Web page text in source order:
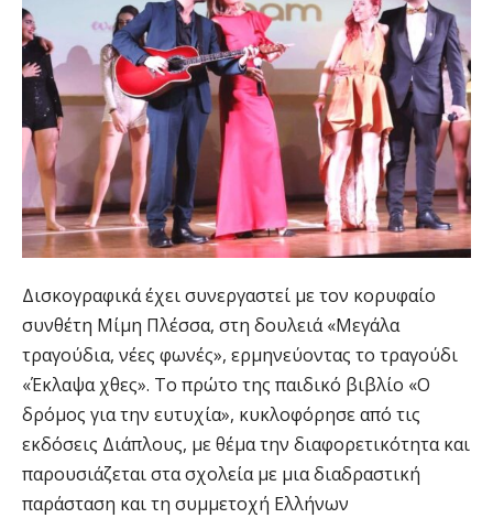
Δισκογραφικά έχει συνεργαστεί με τον κορυφαίο
συνθέτη Μίμη Πλέσσα, στη δουλειά «Μεγάλα
τραγούδια, νέες φωνές», ερμηνεύοντας το τραγούδι
«Έκλαψα χθες». Το πρώτο της παιδικό βιβλίο «Ο
δρόμος για την ευτυχία», κυκλοφόρησε από τις
εκδόσεις Διάπλους, με θέμα την διαφορετικότητα και
παρουσιάζεται στα σχολεία με μια διαδραστική
παράσταση και τη συμμετοχή Ελλήνων